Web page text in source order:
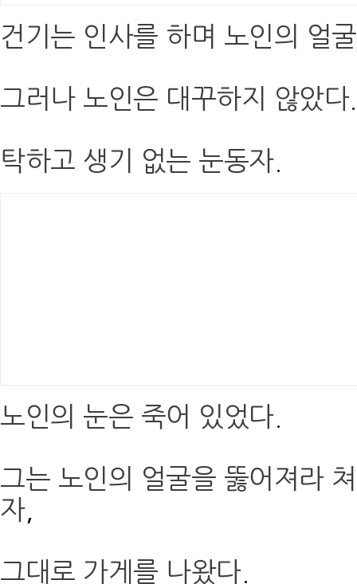
건기는 인사를 하며 노인의 얼
그러나 노인은 대꾸하지 않았다.
탁하고 생기 없는 눈동자.
노인의 눈은 죽어 있었다.
그는 노인의 얼굴을 뚫어져라
자,
그대로 가게를 나왔다.